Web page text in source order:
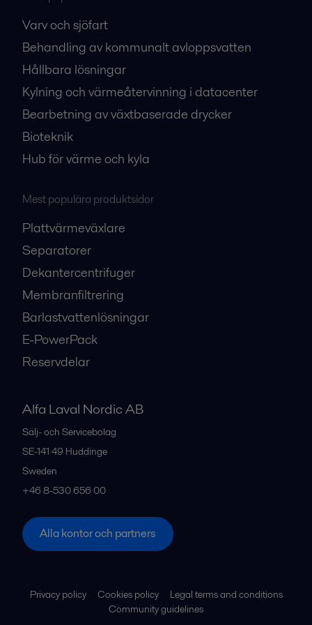
Varv och sjöfart
Behandling av kommunalt avloppsvatten
Hållbara lösningar
Kylning och värmeåtervinning i datacenter
Bearbetning av växtbaserade drycker
Bioteknik
Hub för värme och kyla
Mest populära produktsidor
Plattvärmeväxlare
Separatorer
Dekantercentrifuger
Membranfiltrering
Barlastvattenlösningar
E-PowerPack
Reservdelar
Alfa Laval Nordic AB
Sälj- och Servicebolag
SE-141 49 Huddinge
Sweden
+46 8-530 656 00
Alla kontor och partners
Privacy policy Cookies policy
Legal terms and conditions
Community guidelines